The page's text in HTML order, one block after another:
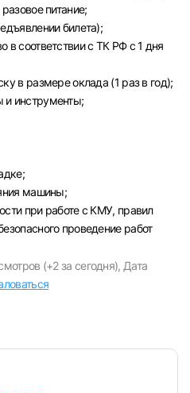
питание;
билета);
в соответствии с ТК РФ с 1 дня
в размере оклада (1 раз в год);
инструменты;
машины;
при работе с КМУ, правил
проведение работ
(+2 за сегодня), Дата